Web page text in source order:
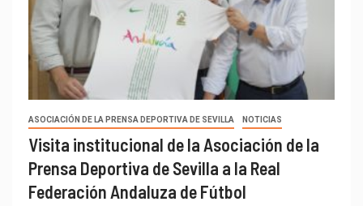
ASOCIACIÓN DE LA PRENSA DEPORTIVA DE SEVILLA NOTICIAS
Visita institucional de la Asociación de la
Prensa Deportiva de Sevilla a la Real
Federación Andaluza de Fútbol